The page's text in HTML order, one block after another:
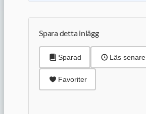
Spara detta inlägg
Sparad Läs senare
Favoriter